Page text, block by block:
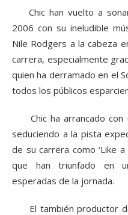
Chic han vuelto a
2006 con su ineludible
Nile Rodgers a la cabeza
carrera, especialmente
quien ha derramado en el
todos los públicos
Chic ha arrancado con
seduciendo a la pista
de su carrera como ‘Like a
que han triunfado en
esperadas de la jornada.
El también productor